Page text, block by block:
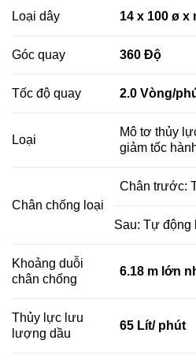
Loại dây 14 x 100 ø x
Góc quay 360 Độ
Tốc độ quay 2.0 Vòng/
Loại
Mô tơ thủy
giảm tốc
Chân chống loại
Chân trước:
Sau: Tự động
Khoảng duỗi
chân chống
6.18 m lớn
Thủy lực lưu
lượng dầu
65 Lít/ phút